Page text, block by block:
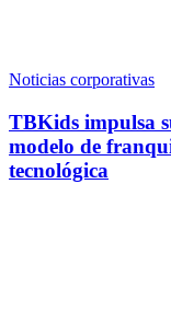
Noticias corporativas
TBKids impulsa
modelo de
tecnológica